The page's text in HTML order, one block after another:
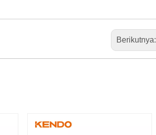
Berikutnya: